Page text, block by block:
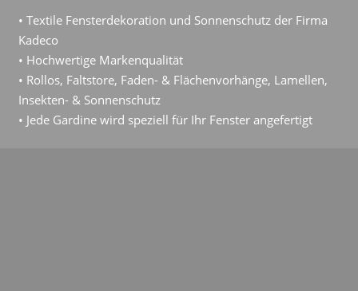
• Textile Fensterdekoration und Sonnenschutz der Firma
Kadeco
• Hochwertige Markenqualität
• Rollos, Faltstore, Faden- & Flächenvorhänge, Lamellen,
Insekten- & Sonnenschutz
• Jede Gardine wird speziell für Ihr Fenster angefertigt